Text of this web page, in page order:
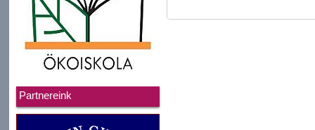
Partnereink